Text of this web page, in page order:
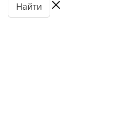
Найти